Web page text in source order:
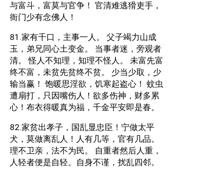
与富斗，富莫与官争！ 官清难逃猾吏手，
衙门少有念佛人！
81.家有千口，主事一人。 父子竭力山成
玉，弟兄同心土变金。 当事者迷，旁观者
清。 怪人不知理，知理不怪人。 未富先富
终不富，未贫先贫终不贫。 少当少取，少
输当赢！ 饱暖思淫欲，饥寒起盗心！ 蚊虫
遭扇打，只因嘴伤人！欲多伤神，财多累
心！布衣得暖真为福，千金平安即是春。
82.家贫出孝子，国乱显忠臣！宁做太平
犬，莫做离乱人！人有几等，官有几品。
理不卫亲，法不为民。 自重者然后人重，
人轻者便是自轻。自身不谨，扰乱四邻。